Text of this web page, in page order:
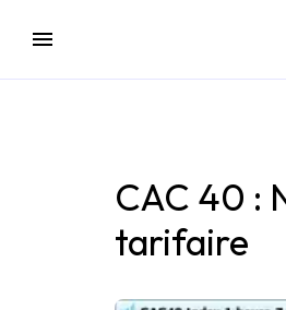
CAC 40 :
tarifaire